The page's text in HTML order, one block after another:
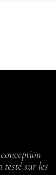
testé sur les